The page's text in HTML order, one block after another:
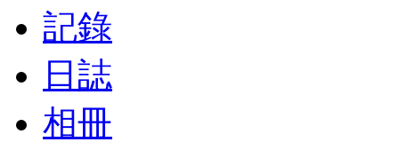
記錄
日誌
相冊